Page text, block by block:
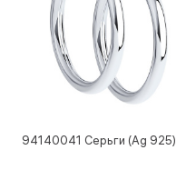
94140041 Серьги (Ag 925)